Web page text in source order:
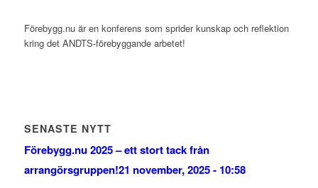
Förebygg.nu är en konferens som sprider kunskap och reflektion
kring det ANDTS-förebyggande arbetet!
SENASTE NYTT
Förebygg.nu 2025 – ett stort tack från
arrangörsgruppen!21 november, 2025 - 10:58